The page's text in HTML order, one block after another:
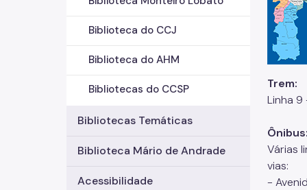
Biblioteca do CCJ
Biblioteca do AHM
Bibliotecas do CCSP
Bibliotecas Temáticas
Biblioteca Mário de Andrade
Acessibilidade
Trem:
Linha 9
Ônibus:
Várias
vias:
-